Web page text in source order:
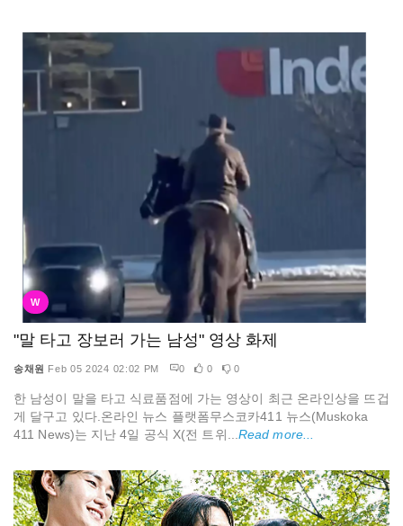
W
"말 타고 장보러 가는 남성" 영상 화제
송채원 Feb 05 2024 02:02 PM 0 0 0
한 남성이 말을 타고 식료품점에 가는 영상이 최근 온라인상을 뜨겁
게 달구고 있다.온라인 뉴스 플랫폼무스코카411 뉴스(Muskoka
411 News)는 지난 4일 공식 X(전 트위... Read more...